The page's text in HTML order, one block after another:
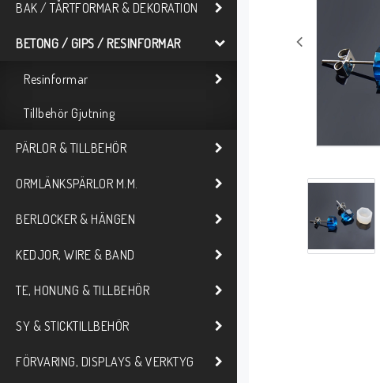
BAK / TÅRTFORMAR & DEKORATION
BETONG / GIPS / RESINFORMAR
Resinformar
Tillbehör Gjutning
PÄRLOR & TILLBEHÖR
ORMLÄNKSPÄRLOR M.M.
BERLOCKER & HÄNGEN
KEDJOR, WIRE & BAND
TE, HONUNG & TILLBEHÖR
SY & STICKTILLBEHÖR
FÖRVARING, DISPLAYS & VERKTYG